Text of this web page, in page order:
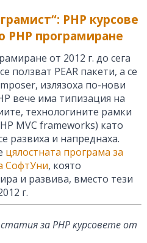
“: PHP курсове
PHP програмиране
от 2012 г. до сега
ползват PEAR пакети, а се
излязоха по-нови
вече има типизация на
технологините рамки
MVC frameworks) като
развиха и напреднаха.
цялостната програма за
СофтУни, която
и развива, вместо тези
г.
за PHP курсовете от